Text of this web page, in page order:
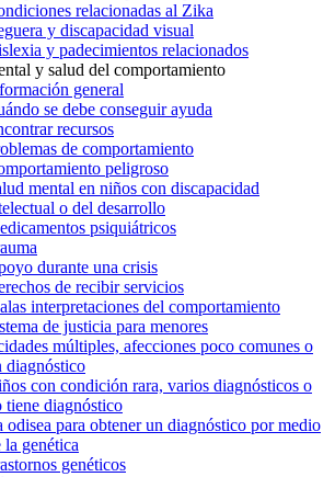
relacionadas al Zika
y discapacidad visual
y padecimientos relacionados
y salud del comportamiento
general
se debe conseguir ayuda
recursos
de comportamiento
peligroso
mental en niños con discapacidad
o del desarrollo
psiquiátricos
durante una crisis
de recibir servicios
interpretaciones del comportamiento
de justicia para menores
múltiples, afecciones poco comunes o
diagnóstico
con condición rara, varios diagnósticos o
tiene diagnóstico
odisea para obtener un diagnóstico por medio
la genética
genéticos